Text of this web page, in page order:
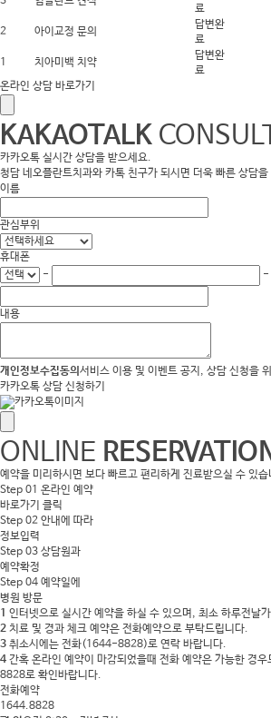
료
2
아이교정 문의
답변완
료
1
치아미백 치약
답변완
료
온라인 상담 바로가기
KAKAOTALK
카카오톡 실시간 상담을 받으세요.
청담 네오플란트치과와 카톡 친구가 되시면 더욱 빠른 상담
이름
관심부위
휴대폰
-
-
내용
개인정보수집동의 서비스 이용 및 이벤트 공지, 상담 신청을
카카오톡 상담 신청하기
ONLINE
예약을 미리하시면 보다 빠르고 편리하게 진료받으실 수 있습
Step 01 온라인 예약
바로가기 클릭
Step 02 안내에 따라
정보입력
Step 03 상담원과
예약확정
Step 04 예약일에
병원 방문
1 인터넷으로 실시간 예약을 하실 수 있으며, 최소 하루전날
2 치료 및 경과 체크 예약은 전화예약으로 부탁드립니다.
3 취소시에는 전화(1644-8828)로 연락 바랍니다.
4 간혹 온라인 예약이 마감되었을때 전화 예약은 가능한 경
8828로 확인바랍니다.
전화예약
1644.8828